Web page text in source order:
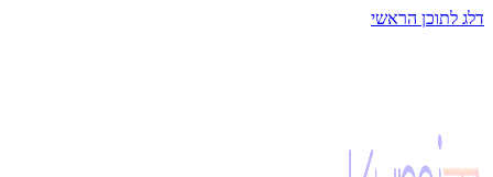
דלג לתוכן הראשי